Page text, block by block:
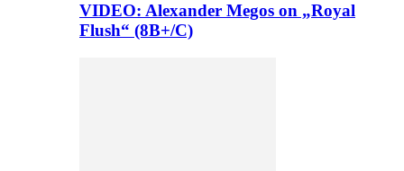
VIDEO: Alexander Megos on „Royal
Flush“ (8B+/C)